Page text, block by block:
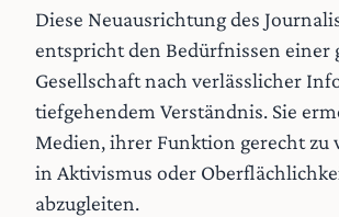
Diese Neuausrichtung des
entspricht den Bedürfnissen einer
Gesellschaft nach verlässlicher
tiefgehendem Verständnis. Sie
Medien, ihrer Funktion gerecht zu
in Aktivismus oder
abzugleiten.